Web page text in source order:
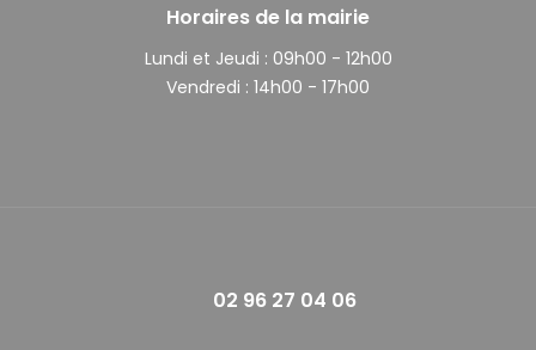
Horaires de la mairie
Lundi et Jeudi : 09h00 - 12h00
Vendredi : 14h00 - 17h00
02 96 27 04 06